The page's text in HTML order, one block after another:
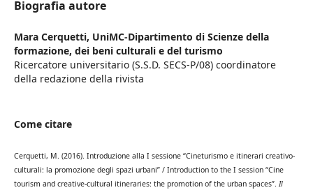
Biografia autore
Mara Cerquetti, UniMC-Dipartimento di Scienze della
formazione, dei beni culturali e del turismo
Ricercatore universitario (S.S.D. SECS-P/08) coordinatore
della redazione della rivista
Come citare
Cerquetti, M. (2016). Introduzione alla I sessione “Cineturismo e itinerari creativo-
culturali: la promozione degli spazi urbani” / Introduction to the I session “Cine
tourism and creative-cultural itineraries: the promotion of the urban spaces”. Il